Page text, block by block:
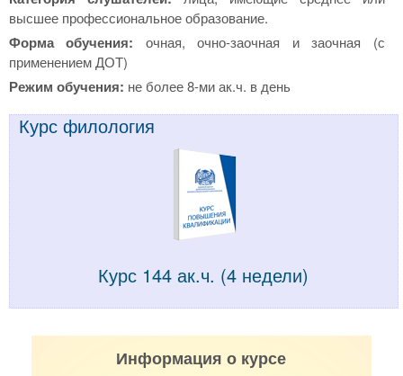
высшее профессиональное образование.
Форма обучения: очная, очно-заочная и заочная (с
применением ДОТ)
Режим обучения: не более 8-ми ак.ч. в день
Курс филология
Курс 144 ак.ч. (4 недели)
Информация о курсе